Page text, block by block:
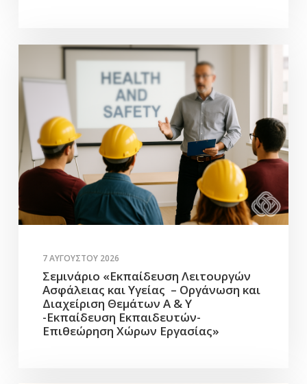
7 ΑΥΓΟΎΣΤΟΥ 2026
Σεμινάριο «Εκπαίδευση Λειτουργών
Ασφάλειας και Υγείας – Οργάνωση και
Διαχείριση Θεμάτων Α & Υ
-Εκπαίδευση Εκπαιδευτών-
Επιθεώρηση Χώρων Εργασίας»